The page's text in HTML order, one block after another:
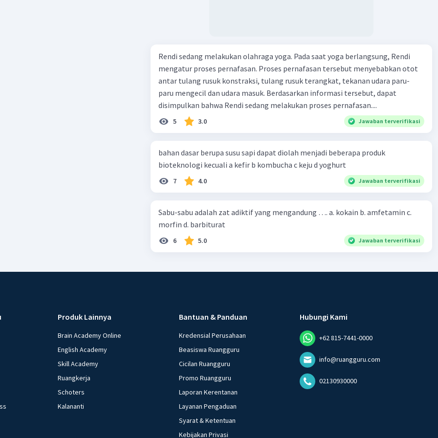
Rendi sedang melakukan olahraga yoga. Pada saat yoga berlangsung, Rendi
mengatur proses pernafasan. Proses pernafasan tersebut menyebabkan otot
antar tulang rusuk konstraksi, tulang rusuk terangkat, tekanan udara paru-
paru mengecil dan udara masuk. Berdasarkan informasi tersebut, dapat
disimpulkan bahwa Rendi sedang melakukan proses pernafasan....
5 3.0 Jawaban terverifikasi
bahan dasar berupa susu sapi dapat diolah menjadi beberapa produk
bioteknologi kecuali a kefir b kombucha c keju d yoghurt
7 4.0 Jawaban terverifikasi
Sabu-sabu adalah zat adiktif yang mengandung …. a. kokain b. amfetamin c.
morfin d. barbiturat
6 5.0 Jawaban terverifikasi
Produk Lainnya
Brain Academy Online
English Academy
Skill Academy
Ruangkerja
Schoters
Kalananti
Bantuan & Panduan
Kredensial Perusahaan
Beasiswa Ruangguru
Cicilan Ruangguru
Promo Ruangguru
Laporan Kerentanan
Layanan Pengaduan
Syarat & Ketentuan
Kebijakan Privasi
Hubungi Kami
+62 815-7441-0000
info@ruangguru.com
02130930000